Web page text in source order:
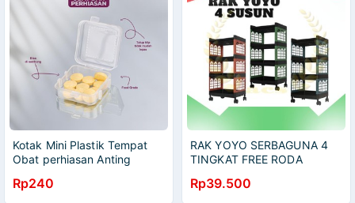
Kotak Mini Plastik Tempat
Obat perhiasan Anting
Wadah Kecil Serbaguna
Rp240
RAK YOYO SERBAGUNA 4
TINGKAT FREE RODA
Rp39.500